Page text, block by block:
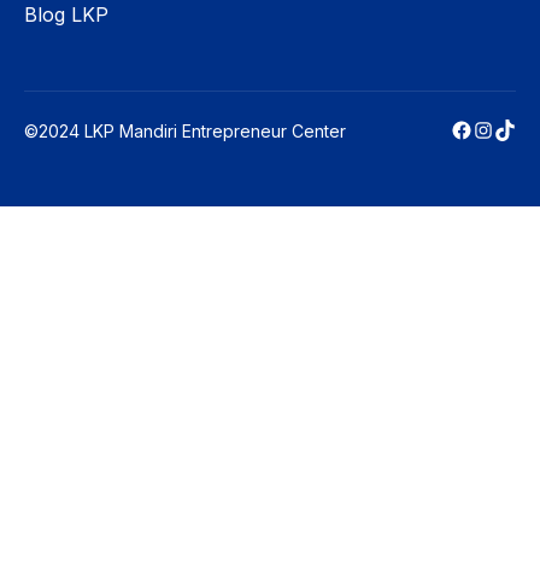
Blog LKP
©2024 LKP Mandiri Entrepreneur Center